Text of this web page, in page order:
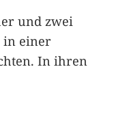
und zwei
in einer
In ihren